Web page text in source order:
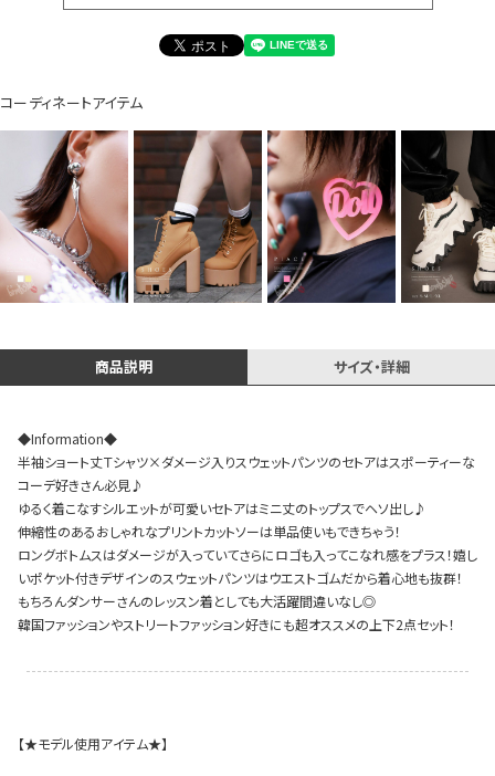
Instagram LIVE items
スタッフコーディネート
イベント一覧
コーディネートアイテム
商品説明 サイズ・詳細
◆Information◆
半袖ショート丈Ｔシャツ×ダメージ入りスウェットパンツのセトアはスポーティーな
コーデ好きさん必見♪
ゆるく着こなすシルエットが可愛いセトアはミニ丈のトップスでヘソ出し♪
伸縮性のあるおしゃれなプリントカットソーは単品使いもできちゃう！
ロングボトムスはダメージが入っていてさらにロゴも入ってこなれ感をプラス！嬉し
いポケット付きデザインのスウェットパンツはウエストゴムだから着心地も抜群！
もちろんダンサーさんのレッスン着としても大活躍間違いなし◎
韓国ファッションやストリートファッション好きにも超オススメの上下2点セット！
【★モデル使用アイテム★】